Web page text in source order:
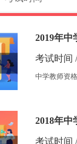
2019年中
考试时间
中学教师资
2018年中
考试时间